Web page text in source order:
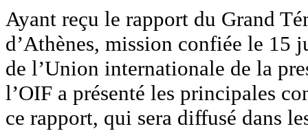
Ayant reçu le rapport du Grand
d’Athènes, mission confiée le 15
de l’Union internationale de la
l’OIF a présenté les principales
ce rapport, qui sera diffusé dans